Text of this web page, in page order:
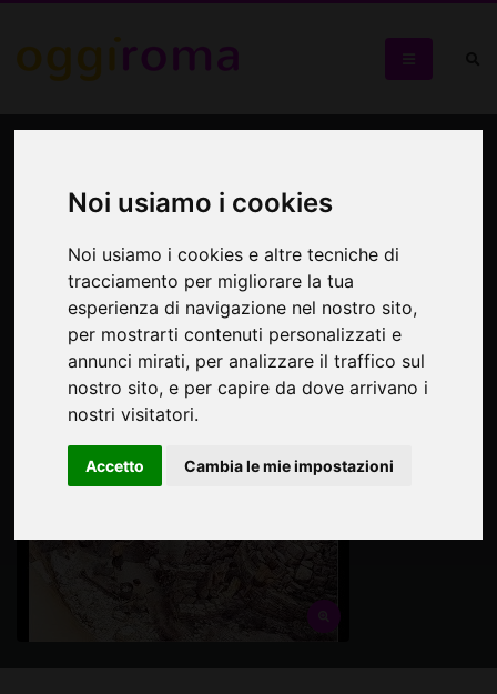
Noi usiamo i cookies
Noi usiamo i cookies e altre tecniche di
tracciamento per migliorare la tua
esperienza di navigazione nel nostro sito,
per mostrarti contenuti personalizzati e
annunci mirati, per analizzare il traffico sul
nostro sito, e per capire da dove arrivano i
nostri visitatori.
Accetto Cambia le mie impostazioni
vostri bambini. Visita
guidata per bambini
Caccia al Coccio nella Crypta Balbi